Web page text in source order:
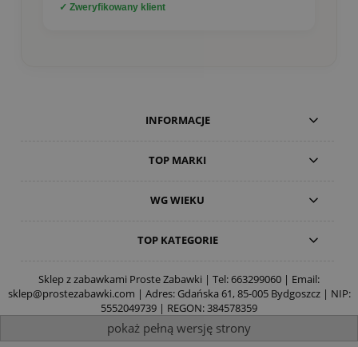
✓ Zweryfikowany klient
INFORMACJE
TOP MARKI
WG WIEKU
TOP KATEGORIE
Sklep z zabawkami Proste Zabawki | Tel:663299060 | Email:
sklep@prostezabawki.com | Adres: Gdańska 61, 85-005 Bydgoszcz | NIP:
5552049739 | REGON: 384578359
pokaż pełną wersję strony